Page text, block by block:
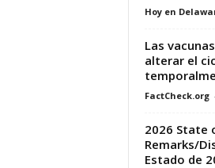
Hoy en
Las
alterar el
FactCheck.org
2026 State
Remarks/
Estado de